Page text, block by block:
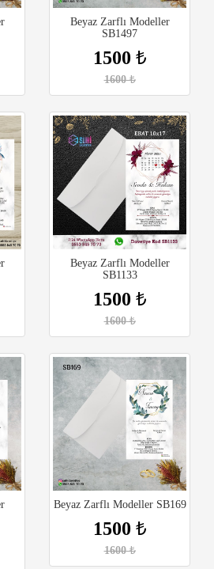
Beyaz Zarflı Modeller
SB1497
1500 ₺
1600₺
Beyaz Zarflı Modeller
SB1133
1500 ₺
1600₺
Beyaz Zarflı Modeller SB169
1500 ₺
1600₺